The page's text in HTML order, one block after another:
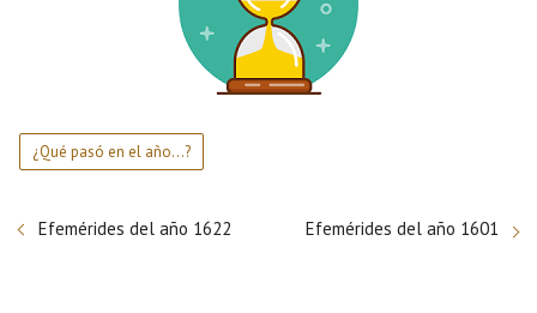
¿Qué pasó en el año...?
Efemérides del año 1622 Efemérides del año 1601